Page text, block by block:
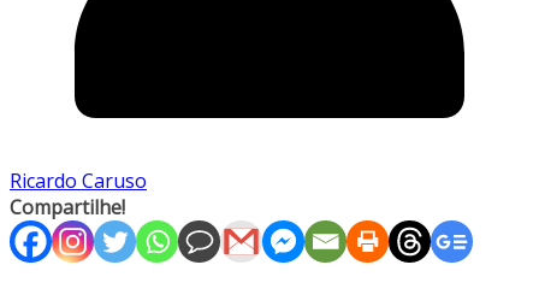
Ricardo Caruso
Compartilhe!